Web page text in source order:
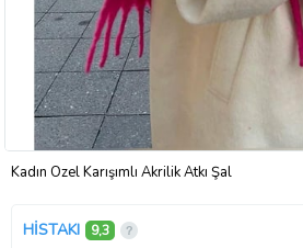
Kadın Özel Karışımlı Akrilik Atkı Şal
HİSTAKI 9,3